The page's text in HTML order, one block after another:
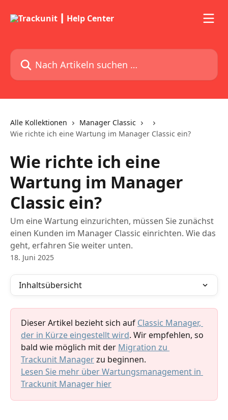
Nach Artikeln suchen …
Alle Kollektionen
Manager Classic
Wie richte ich eine Wartung im Manager Classic ein?
Wie richte ich eine
Wartung im Manager
Classic ein?
Um eine Wartung einzurichten, müssen Sie zunächst
einen Kunden im Manager Classic einrichten. Wie das
geht, erfahren Sie weiter unten.
18. Juni 2025
Inhaltsübersicht
Dieser Artikel bezieht sich auf Classic Manager,
der in Kürze eingestellt wird. Wir empfehlen, so
bald wie möglich mit der Migration zu
Trackunit Manager zu beginnen.
Lesen Sie mehr über Wartungsmanagement in
Trackunit Manager hier